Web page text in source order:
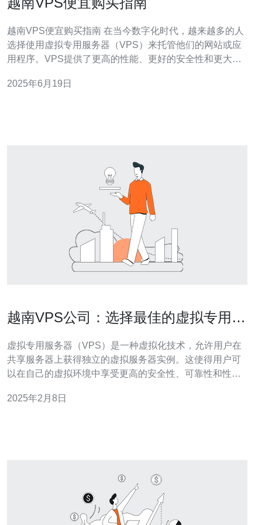
越南VPS便宜购买指南 在当今数字化时代，越来越多的人
选择使用虚拟专用服务器（VPS）来托管他们的网站或应
用程序。VPS提供了更高的性能、更好的安全性和更大的
性价比高的VPS服务商，越南可能是一个不错的选择。 在
2025年6月19日
越南VPS公司：选择最佳的虚拟专用服
虚拟专用服务器（VPS）是一种虚拟化技术，允许用户在
共享服务器上获得独立的虚拟服务器实例。这使得用户可
以在自己的虚拟环境中享受更高的安全性、可靠性和性
个人开始意识到使用VPS的优势。因此，越南VPS市场也
2025年2月8日